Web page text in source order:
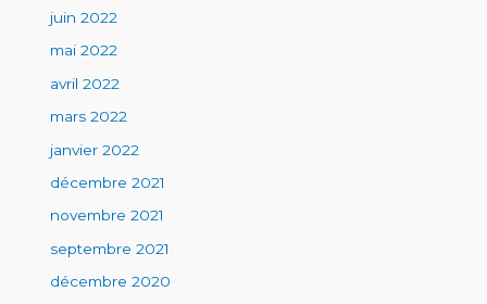
juin 2022
mai 2022
avril 2022
mars 2022
janvier 2022
décembre 2021
novembre 2021
septembre 2021
décembre 2020